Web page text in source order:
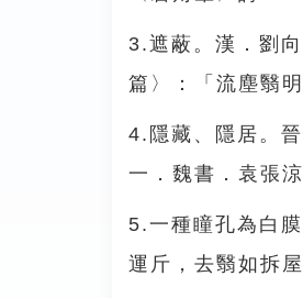
3.遮蔽。漢．劉
篇〉：「流塵翳
4.隱藏、隱居。
一．魏書．袁張
5.一種瞳孔為白
運斤，去翳如拆屋